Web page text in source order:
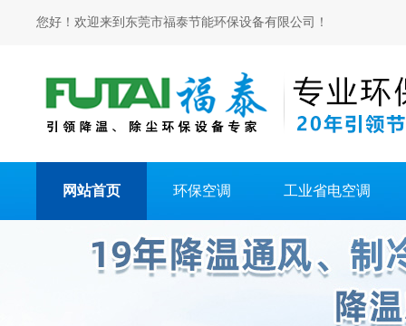
您好！欢迎来到东莞市福泰节能环保设备有限公司！
网站首页 环保空调 工业省电空调